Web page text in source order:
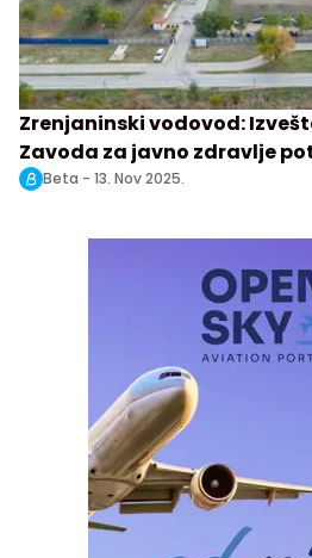
Zrenjaninski vodovod:
Zavoda za javno zdravlje
vode
Beta - 13. Nov 2025.